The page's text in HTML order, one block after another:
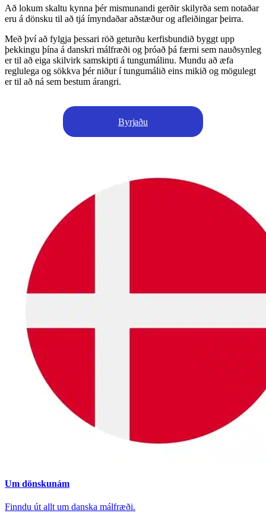
Að lokum skaltu kynna þér mismunandi gerðir skilyrða sem notaðar
eru á dönsku til að tjá ímyndaðar aðstæður og afleiðingar þeirra.
Með því að fylgja þessari röð geturðu kerfisbundið byggt upp
þekkingu þína á danskri málfræði og þróað þá færni sem nauðsynleg
er til að eiga skilvirk samskipti á tungumálinu. Mundu að æfa
reglulega og sökkva þér niður í tungumálið eins mikið og mögulegt
er til að ná sem bestum árangri.
Byrjaðu
Um dönskunám
Finndu út allt um danska málfræði.